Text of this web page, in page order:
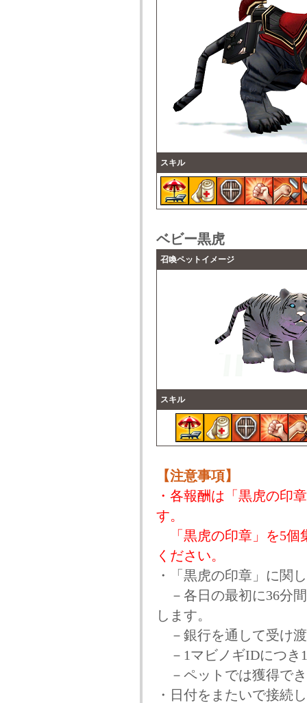
スキル
ベビー黒虎
召喚ペットイメージ
スキル
【注意事項】
・各報酬は「黒虎の印
す。
「黒虎の印章」を5個
ください。
・「黒虎の印章」に関
－各日の最初に36分
します。
－銀行を通して受け
－1マビノギIDにつき
－ペットでは獲得で
・日付をまたいで接続